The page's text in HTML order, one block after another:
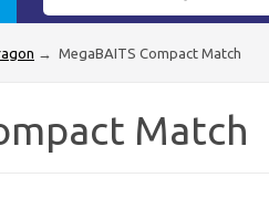
→ MegaBAITS Compact Match
Match